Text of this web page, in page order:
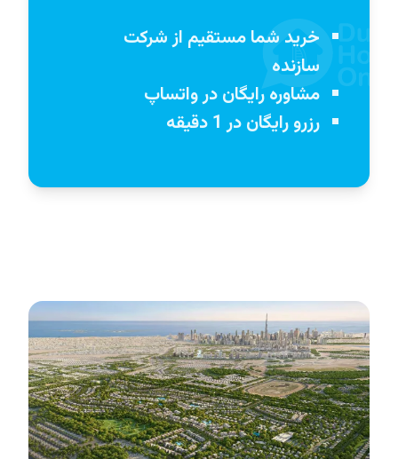
خرید شما مستقیم از شرکت
سازنده
مشاوره رایگان در واتساپ
رزرو رایگان در 1 دقیقه